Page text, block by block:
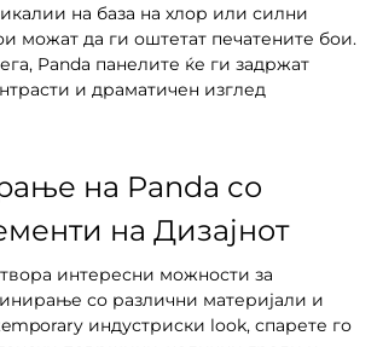
на база на хлор или силни
можат да ги оштетат печатените бои.
Panda панелите ќе ги задржат
и драматичен изглед
на Panda со
на Дизајнот
интересни можности за
со различни материјали и
индустриски look, спарете го